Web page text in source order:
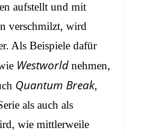
aufstellt und mit
verschmilzt, wird
Als Beispiele dafür
Westworld nehmen,
Quantum Break,
als auch als
wie mittlerweile